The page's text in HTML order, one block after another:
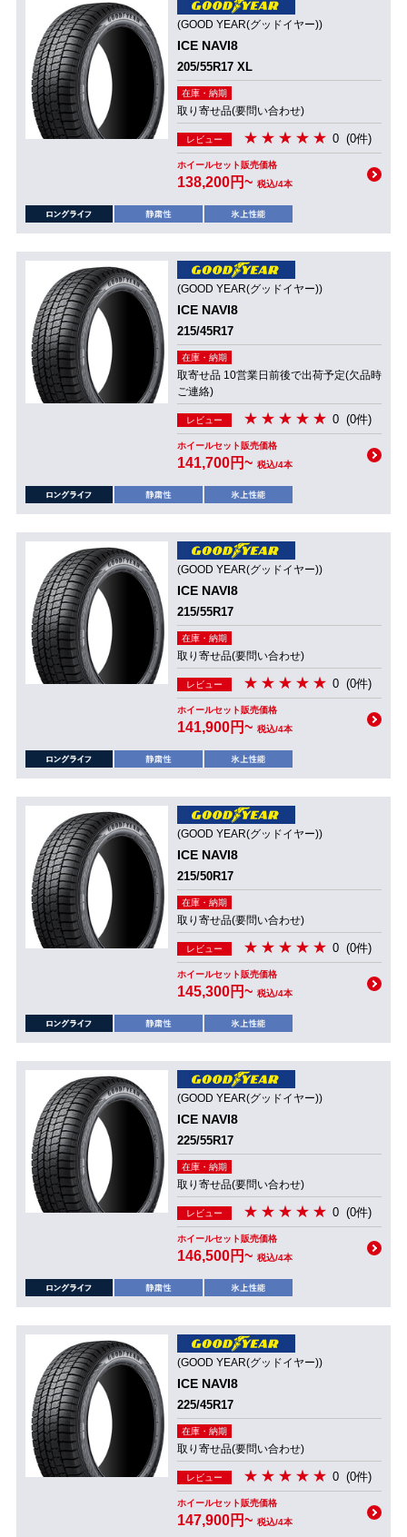
(GOOD YEAR(グッドイヤー))
ICE NAVI8
205/55R17 XL
在庫・納期
取り寄せ品(要問い合わせ)
レビュー 0 (0件)
ホイールセット販売価格
138,200円~ 税込/4本
(GOOD YEAR(グッドイヤー))
ICE NAVI8
215/45R17
在庫・納期
取寄せ品 10営業日前後で出荷予定(欠品時
ご連絡)
レビュー 0 (0件)
ホイールセット販売価格
141,700円~ 税込/4本
(GOOD YEAR(グッドイヤー))
ICE NAVI8
215/55R17
在庫・納期
取り寄せ品(要問い合わせ)
レビュー 0 (0件)
ホイールセット販売価格
141,900円~ 税込/4本
(GOOD YEAR(グッドイヤー))
ICE NAVI8
215/50R17
在庫・納期
取り寄せ品(要問い合わせ)
レビュー 0 (0件)
ホイールセット販売価格
145,300円~ 税込/4本
(GOOD YEAR(グッドイヤー))
ICE NAVI8
225/55R17
在庫・納期
取り寄せ品(要問い合わせ)
レビュー 0 (0件)
ホイールセット販売価格
146,500円~ 税込/4本
(GOOD YEAR(グッドイヤー))
ICE NAVI8
225/45R17
在庫・納期
取り寄せ品(要問い合わせ)
レビュー 0 (0件)
ホイールセット販売価格
147,900円~ 税込/4本